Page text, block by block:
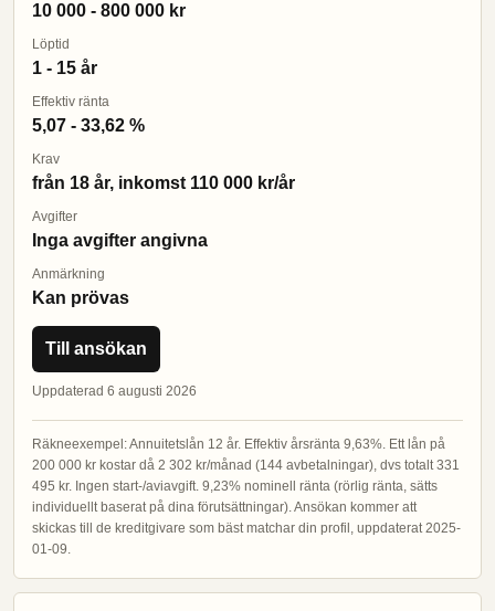
10 000 - 800 000 kr
Löptid
1 - 15 år
Effektiv ränta
5,07 - 33,62 %
Krav
från 18 år, inkomst 110 000 kr/år
Avgifter
Inga avgifter angivna
Anmärkning
Kan prövas
Till ansökan
Uppdaterad 6 augusti 2026
Räkneexempel: Annuitetslån 12 år. Effektiv årsränta 9,63%. Ett lån på
200 000 kr kostar då 2 302 kr/månad (144 avbetalningar), dvs totalt 331
495 kr. Ingen start-/aviavgift. 9,23% nominell ränta (rörlig ränta, sätts
individuellt baserat på dina förutsättningar). Ansökan kommer att
skickas till de kreditgivare som bäst matchar din profil, uppdaterat 2025-
01-09.